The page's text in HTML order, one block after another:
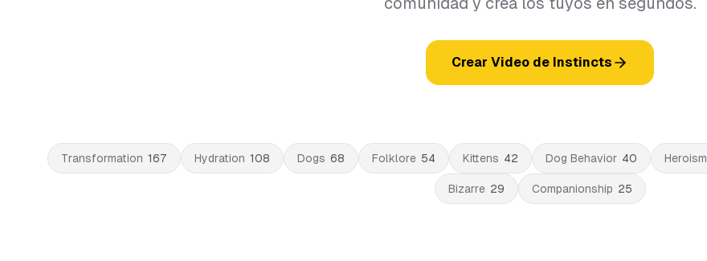
Crear Video de Instincts
Transformation 167 Hydration 108 Dogs 68 Folklore 54 Kittens 42 Dog Behavior 40 Heroism
Bizarre 29 Companionship 25